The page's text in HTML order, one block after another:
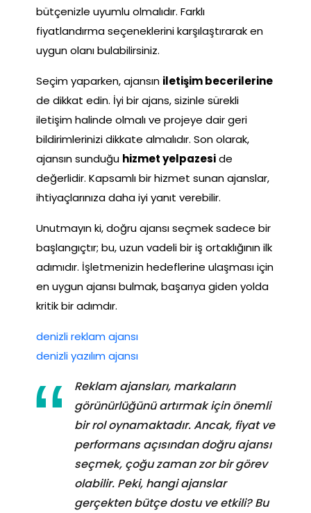
bütçenizle uyumlu olmalıdır. Farklı
fiyatlandırma seçeneklerini karşılaştırarak en
uygun olanı bulabilirsiniz.
Seçim yaparken, ajansın iletişim becerilerine
de dikkat edin. İyi bir ajans, sizinle sürekli
iletişim halinde olmalı ve projeye dair geri
bildirimlerinizi dikkate almalıdır. Son olarak,
ajansın sunduğu hizmet yelpazeside
değerlidir. Kapsamlı bir hizmet sunan ajanslar,
ihtiyaçlarınıza daha iyi yanıt verebilir.
Unutmayın ki, doğru ajansı seçmek sadece bir
başlangıçtır; bu, uzun vadeli bir iş ortaklığının ilk
adımıdır. İşletmenizin hedeflerine ulaşması için
en uygun ajansı bulmak, başarıya giden yolda
kritik bir adımdır.
denizli reklam ajansı
denizli yazılım ajansı
Reklam ajansları, markaların
görünürlüğünü artırmak için önemli
bir rol oynamaktadır. Ancak, fiyat ve
performans açısından doğru ajansı
seçmek, çoğu zaman zor bir görev
olabilir. Peki, hangi ajanslar
gerçekten bütçe dostu ve etkili? Bu